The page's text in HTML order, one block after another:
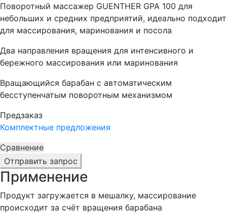
Поворотный массажер GUENTHER GPA 100 для
небольших и средних предприятий, идеально подходит
для массирования, маринования и посола
Два направления вращения для интенсивного и
бережного массирования или маринования
Вращающийся барабан с автоматическим
бесступенчатым поворотным механизмом
Предзаказ
Комплектные предложения
Сравнение
Отправить запрос
Применение
Продукт загружается в мешалку, массирование
происходит за счёт вращения барабана